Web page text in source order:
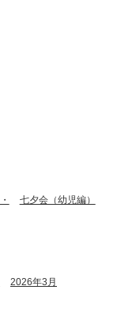
七夕会（幼児編）
2026年3月